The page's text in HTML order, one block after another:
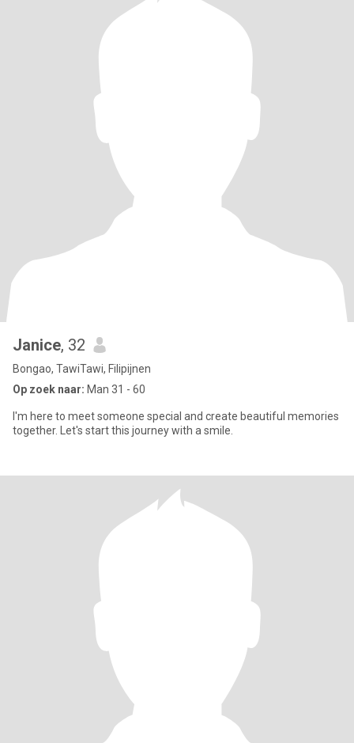
Janice, 32
Bongao, TawiTawi, Filipijnen
Op zoek naar: Man 31 - 60
I'm here to meet someone special and create beautiful memories
together. Let's start this journey with a smile.